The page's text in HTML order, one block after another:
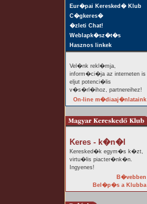
Eur�pai Keresked� Klub
C�gkeres�
�zleti Chat!
Weblapk�sz�t�s
Hasznos linkek
Vel�nk rekl�mja,
inform�ci�ja az interneten is
eljut potenci�lis
v�s�rl�ihoz, partnereihez!
On-line m�diaaj�nlataink
Keres - k�n�l
Keresked�k egym�s k�zt,
virtu�lis piacter�nk�n.
Ingyenes!
B�vebben
Bel�p�s a Klubba